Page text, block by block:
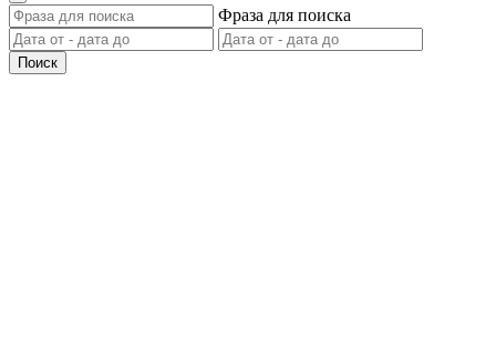
Фраза для поиска
Поиск